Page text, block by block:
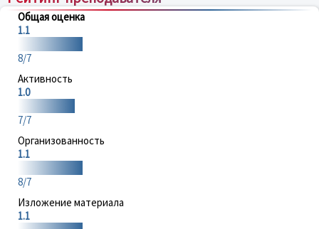
Общая оценка
1.1
8/7
Активность
1.0
7/7
Организованность
1.1
8/7
Изложение материала
1.1